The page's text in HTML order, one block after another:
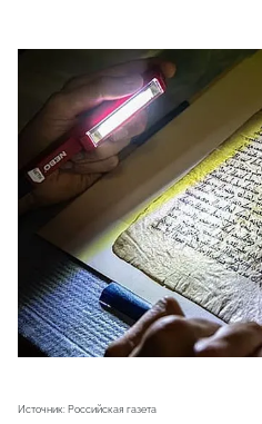
Источник: Российская газета